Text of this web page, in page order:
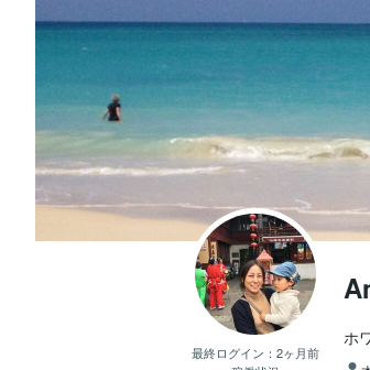
最終ログイン： 2ヶ月前
ホ